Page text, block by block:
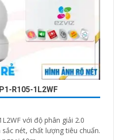
R105-1L2WF
với độ phân giải 2.0
nét, chất lượng tiêu chuẩn.